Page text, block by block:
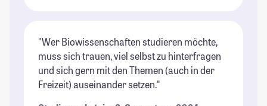
"Wer Biowissenschaften studieren möchte,
muss sich trauen, viel selbst zu hinterfragen
und sich gern mit den Themen (auch in der
Freizeit) auseinander setzen."